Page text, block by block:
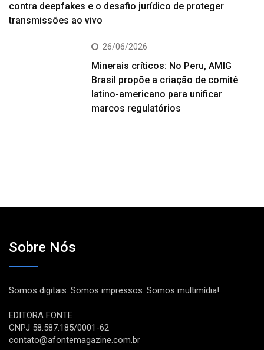
contra deepfakes e o desafio jurídico de proteger
transmissões ao vivo
26/06/2026
Minerais críticos: No Peru, AMIG
Brasil propõe a criação de comitê
latino-americano para unificar
marcos regulatórios
Sobre Nós
Somos digitais. Somos impressos. Somos multimídia!
EDITORA FONTE
CNPJ 58.587.185/0001-62
contato@afontemagazine.com.br